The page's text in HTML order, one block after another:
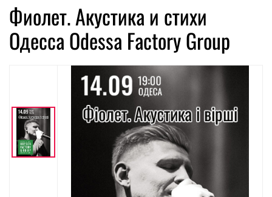
Фиолет. Акустика и стихи
Одесса Odessa Factory Group